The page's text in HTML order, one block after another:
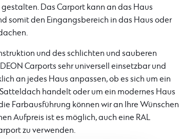
Das Carport kann an das Haus
somit den Eingangsbereich in das Haus oder
und des schlichten und sauberen
Carports sehr universell einsetzbar und
an jedes Haus anpassen, ob es sich um ein
handelt oder um ein modernes Haus
Farbausführung können wir an Ihre Wünschen
Aufpreis ist es möglich, auch eine RAL
zu verwenden.